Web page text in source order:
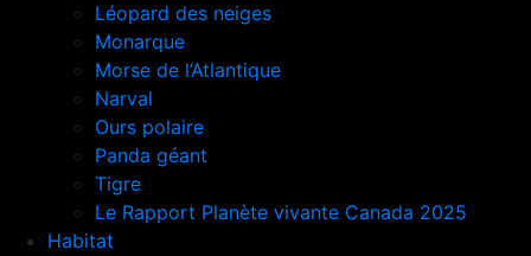
Léopard des neiges
Monarque
Morse de l’Atlantique
Narval
Ours polaire
Panda géant
Tigre
Le Rapport Planète vivante Canada 2025
Habitat